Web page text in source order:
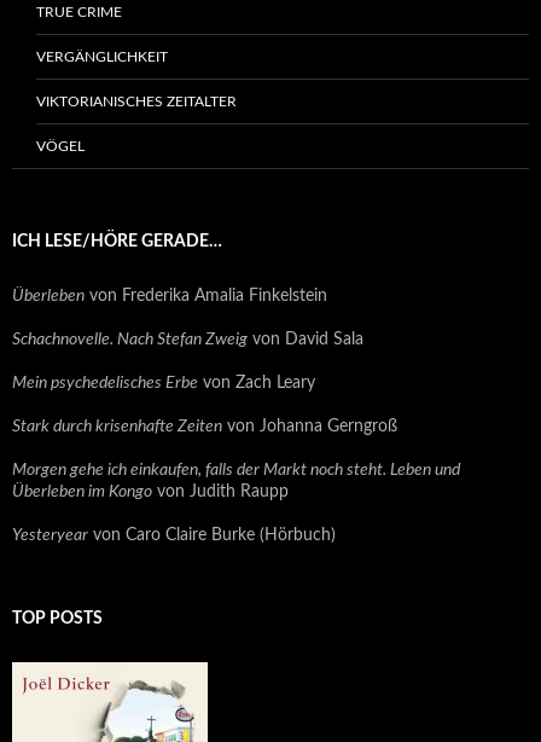
TRUE CRIME
VERGÄNGLICHKEIT
VIKTORIANISCHES ZEITALTER
VÖGEL
ICH LESE/HÖRE GERADE…
Überleben von Frederika Amalia Finkelstein
Schachnovelle. Nach Stefan Zweig von David Sala
Mein psychedelisches Erbe von Zach Leary
Stark durch krisenhafte Zeiten von Johanna Gerngroß
Morgen gehe ich einkaufen, falls der Markt noch steht. Leben und
Überleben im Kongo von Judith Raupp
Yesteryear von Caro Claire Burke (Hörbuch)
TOP POSTS